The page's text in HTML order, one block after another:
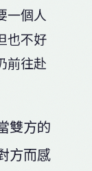
一個人
也不好
前往赴
雙方的
方而感